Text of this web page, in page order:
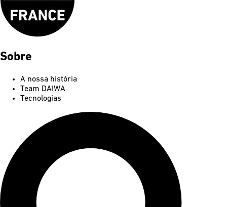
Sobre
A nossa história
Team DAIWA
Tecnologias